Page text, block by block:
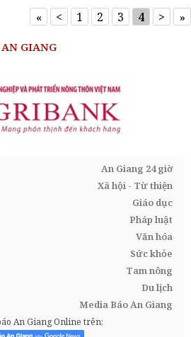
« < 1 2 3 4 > »
GIANG
An Giang 24 giờ
Xã hội - Từ thiện
Giáo dục
Pháp luật
Văn hóa
Sức khỏe
Tam nông
Du lịch
Media Báo An Giang
An Giang Online trên: